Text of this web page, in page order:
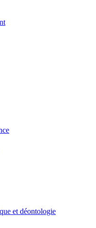
et déontologie